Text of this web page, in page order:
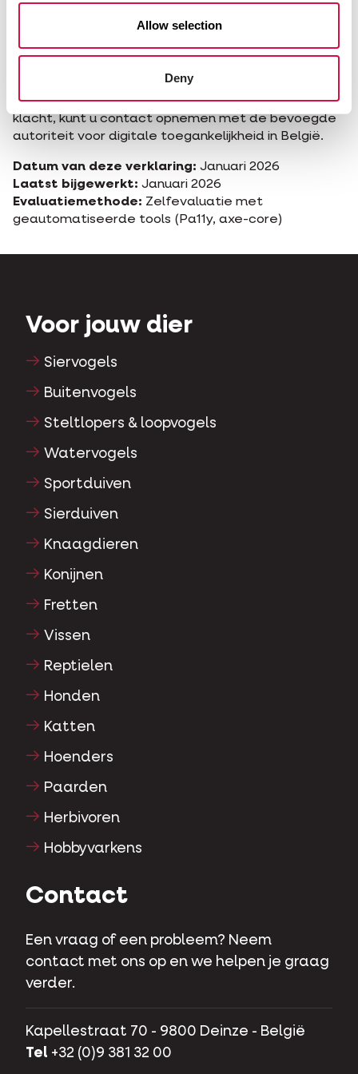
Allow selection
Deny
Wij proberen binnen 5 werkdagen te reageren op
Handhavingsprocedure
Indien u niet tevreden bent met onze reactie op uw
klacht, kunt u contact opnemen met de bevoegde
autoriteit voor digitale toegankelijkheid in België.
Datum van deze verklaring: Januari 2026
Laatst bijgewerkt: Januari 2026
Evaluatiemethode: Zelfevaluatie met
geautomatiseerde tools (Pa11y, axe-core)
Voor jouw dier
Siervogels
Buitenvogels
Steltlopers & loopvogels
Watervogels
Sportduiven
Sierduiven
Knaagdieren
Konijnen
Fretten
Vissen
Reptielen
Honden
Katten
Hoenders
Paarden
Herbivoren
Hobbyvarkens
Contact
Een vraag of een probleem? Neem
contact met ons op en we helpen je graag
verder.
Kapellestraat 70 - 9800 Deinze - België
Tel +32 (0)9 381 32 00